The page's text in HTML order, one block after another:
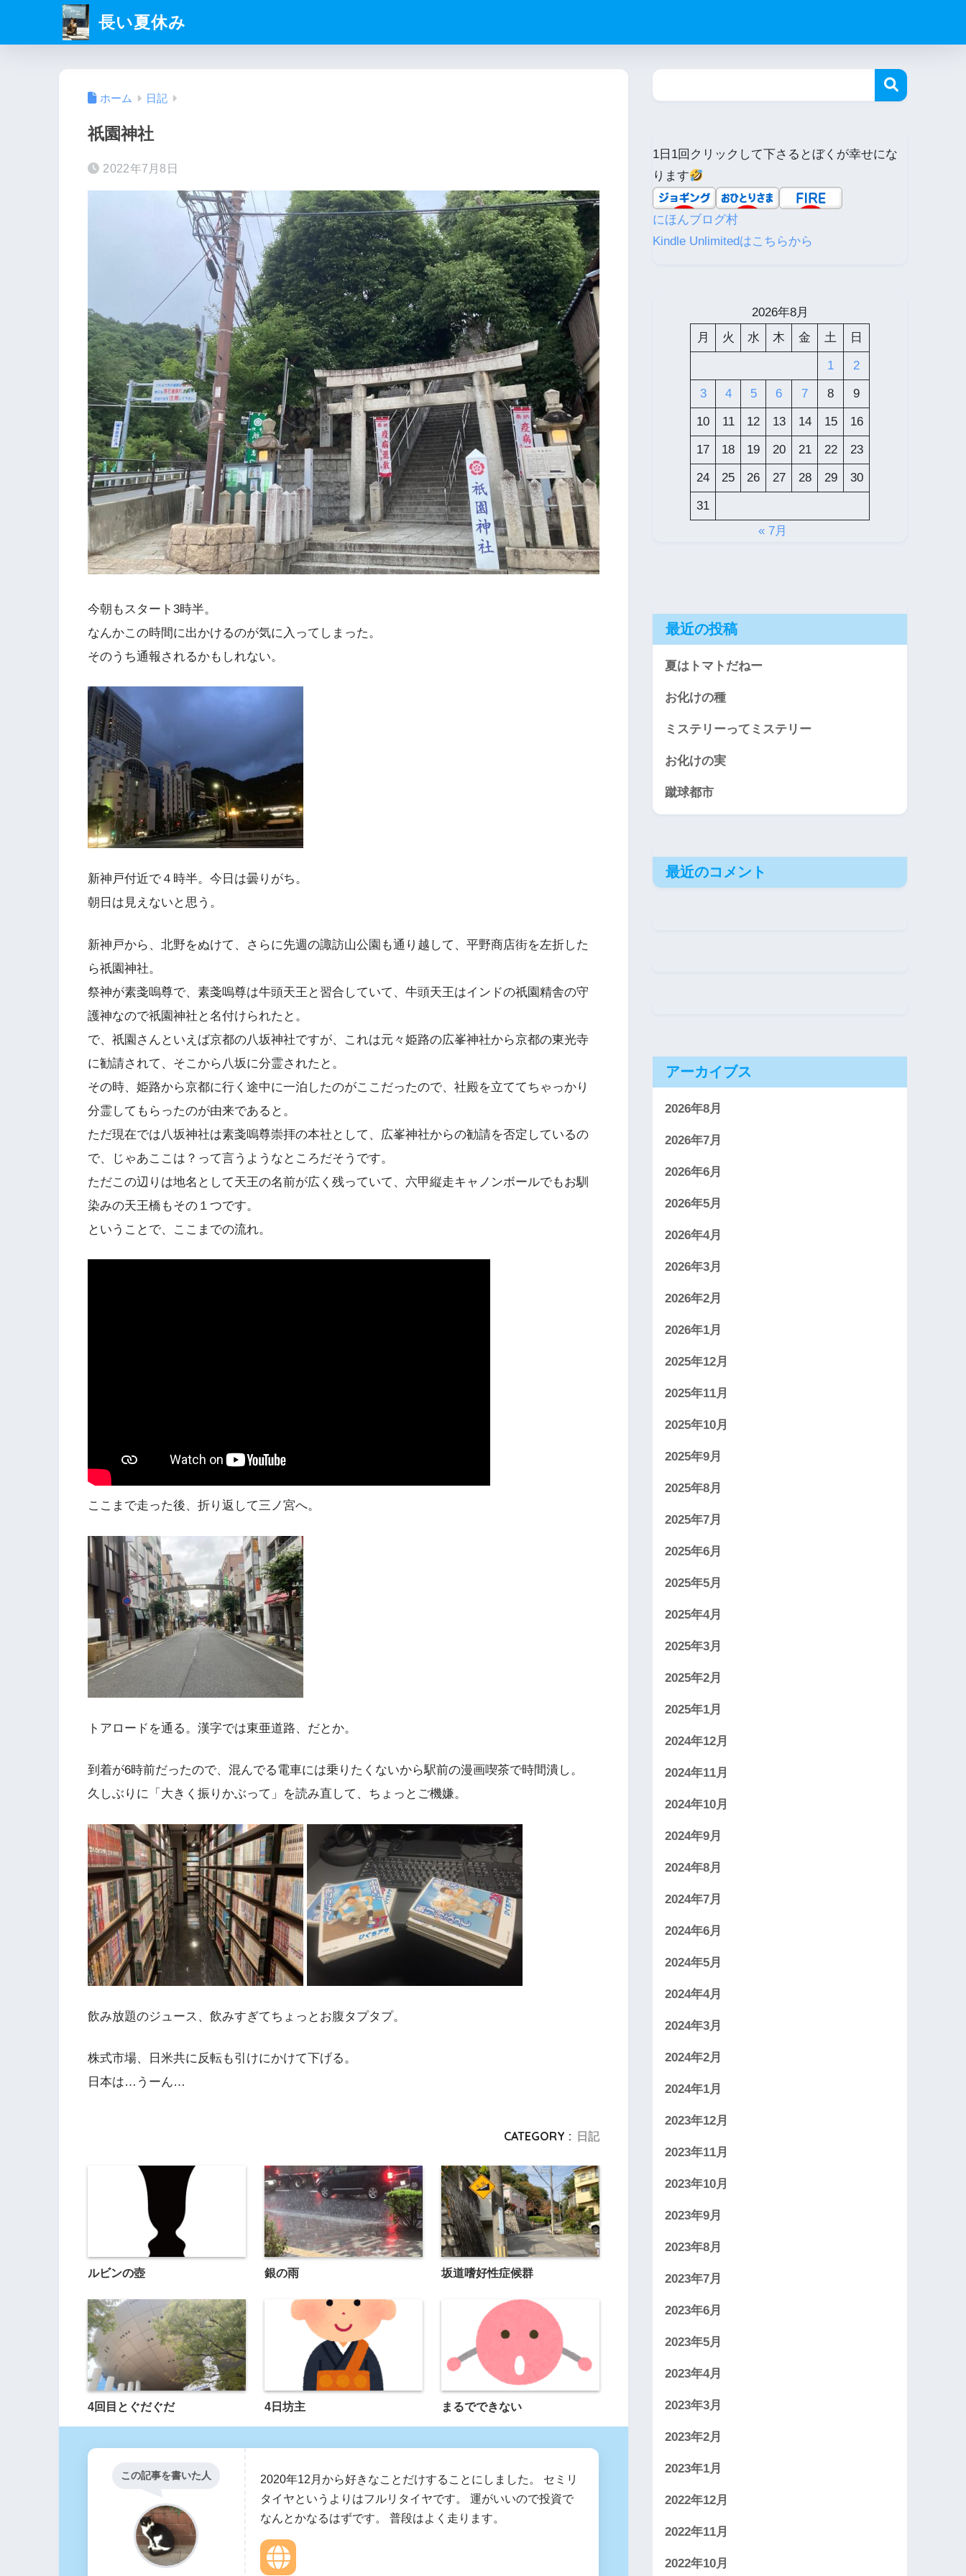
長い夏休み
ホーム 日記
祇園神社
2022年7月8日
今朝もスタート3時半。
なんかこの時間に出かけるのが気に入ってしまった。
そのうち通報されるかもしれない。
新神戸付近で４時半。今日は曇りがち。
朝日は見えないと思う。
新神戸から、北野をぬけて、さらに先週の諏訪山公園も通り越して、平野商店街を左折した
ら祇園神社。
祭神が素戔嗚尊で、素戔嗚尊は牛頭天王と習合していて、牛頭天王はインドの祇園精舎の守
護神なので祇園神社と名付けられたと。
で、祇園さんといえば京都の八坂神社ですが、これは元々姫路の広峯神社から京都の東光寺
に勧請されて、そこから八坂に分霊されたと。
その時、姫路から京都に行く途中に一泊したのがここだったので、社殿を立ててちゃっかり
分霊してもらったのが由来であると。
ただ現在では八坂神社は素戔嗚尊崇拝の本社として、広峯神社からの勧請を否定しているの
で、じゃあここは？って言うようなところだそうです。
ただこの辺りは地名として天王の名前が広く残っていて、六甲縦走キャノンボールでもお馴
染みの天王橋もその１つです。
ということで、ここまでの流れ。
ここまで走った後、折り返して三ノ宮へ。
トアロードを通る。漢字では東亜道路、だとか。
到着が6時前だったので、混んでる電車には乗りたくないから駅前の漫画喫茶で時間潰し。
久しぶりに「大きく振りかぶって」を読み直して、ちょっとご機嫌。
飲み放題のジュース、飲みすぎてちょっとお腹タプタプ。
株式市場、日米共に反転も引けにかけて下げる。
日本は…うーん…
CATEGORY : 日記
ルビンの壺 銀の雨 坂道嗜好性症候群
4回目とぐだぐだ 4日坊主 まるでできない
この記事を書いた人
2020年12月から好きなことだけすることにしました。 セミリ
タイヤというよりはフルリタイヤです。 運がいいので投資で
なんとかなるはずです。 普段はよく走ります。
1日1回クリックして下さるとぼくが幸せにな
ります
にほんブログ村
Kindle Unlimitedはこちらから
2026年8月
月
火 水 木 金 土 日
1 2
3 4 5 6 7 8 9
10 11 12 13 14 15 16
17 18 19 20 21 22 23
24 25 26 27 28 29 30
31
« 7月
最近の投稿
夏はトマトだねー
お化けの種
ミステリーってミステリー
お化けの実
蹴球都市
最近のコメント
アーカイブス
2026年8月
2026年7月
2026年6月
2026年5月
2026年4月
2026年3月
2026年2月
2026年1月
2025年12月
2025年11月
2025年10月
2025年9月
2025年8月
2025年7月
2025年6月
2025年5月
2025年4月
2025年3月
2025年2月
2025年1月
2024年12月
2024年11月
2024年10月
2024年9月
2024年8月
2024年7月
2024年6月
2024年5月
2024年4月
2024年3月
2024年2月
2024年1月
2023年12月
2023年11月
2023年10月
2023年9月
2023年8月
2023年7月
2023年6月
2023年5月
2023年4月
2023年3月
2023年2月
2023年1月
2022年12月
2022年11月
2022年10月